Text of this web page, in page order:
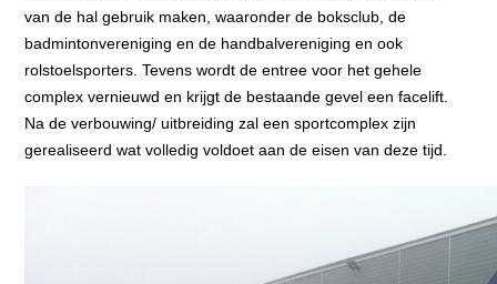
van de hal gebruik maken, waaronder de boksclub, de
badmintonvereniging en de handbalvereniging en ook
rolstoelsporters. Tevens wordt de entree voor het gehele
complex vernieuwd en krijgt de bestaande gevel een facelift.
Na de verbouwing/ uitbreiding zal een sportcomplex zijn
gerealiseerd wat volledig voldoet aan de eisen van deze tijd.